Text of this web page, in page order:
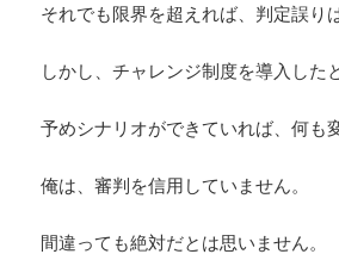
それでも限界を超えれば、判定誤り
しかし、チャレンジ制度を導入した
予めシナリオができていれば、何も
俺は、審判を信用していません。
間違っても絶対だとは思いません。